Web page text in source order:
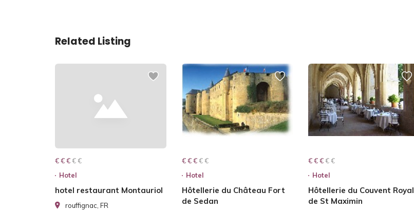
Related Listing
€ € € € €
€ € €
Hotel
hotel restaurant Montauriol
rouffignac, FR
€ € € € €
€ € €
Hotel
Hôtellerie du Château Fort
de Sedan
€ € € € €
€ € €
Hotel
Hôtellerie du Couvent Royal
de St Maximin